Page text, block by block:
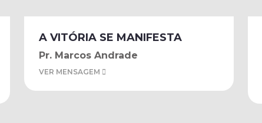
A VITÓRIA SE MANIFESTA
Pr. Marcos Andrade
VER MENSAGEM